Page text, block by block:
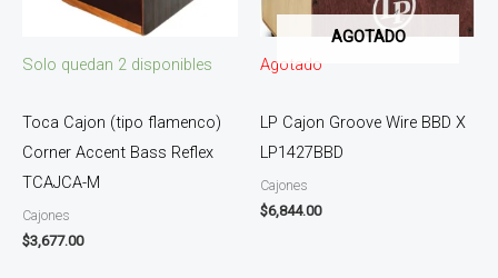
Solo quedan 2 disponibles
Toca Cajon (tipo flamenco)
Corner Accent Bass Reflex
TCAJCA-M
Cajones
$3,677.00
AGOTADO
Agotado
LP Cajon Groove Wire BBD X
LP1427BBD
Cajones
$6,844.00